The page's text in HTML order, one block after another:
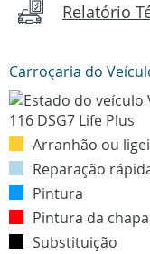
Relatório
Carroçaria do
Arranhão ou
Reparação
Pintura
Pintura da
Substituição